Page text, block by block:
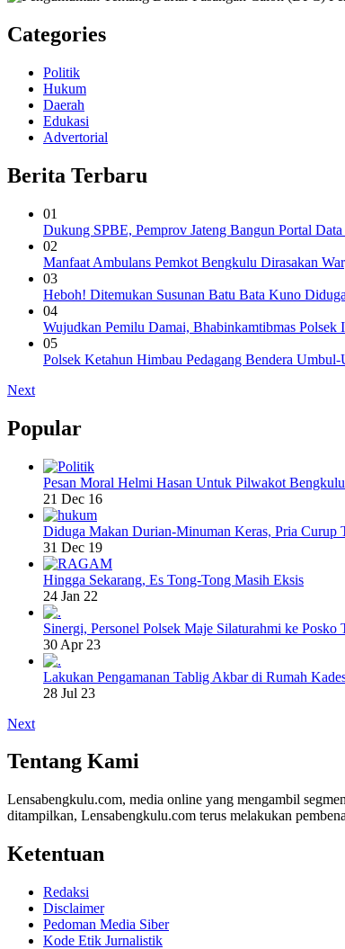
Categories
Politik
Hukum
Daerah
Edukasi
Advertorial
Berita Terbaru
01
Dukung SPBE, Pemprov Jateng Bangun Portal
02
Manfaat Ambulans Pemkot Bengkulu Dirasakan
03
Heboh! Ditemukan Susunan Batu Bata Kuno
04
Wujudkan Pemilu Damai, Bhabinkamtibmas Polsek
05
Polsek Ketahun Himbau Pedagang Bendera
Next
Popular
Pesan Moral Helmi Hasan Untuk Pilwakot
21 Dec 16
Diduga Makan Durian-Minuman Keras, Pria Curup
31 Dec 19
Hingga Sekarang, Es Tong-Tong Masih Eksis
24 Jan 22
Sinergi, Personel Polsek Maje Silaturahmi ke
30 Apr 23
Lakukan Pengamanan Tablig Akbar di Rumah
28 Jul 23
Next
Tentang Kami
Lensabengkulu.com, media online yang mengambil
ditampilkan, Lensabengkulu.com terus melakukan
Ketentuan
Redaksi
Disclaimer
Pedoman Media Siber
Kode Etik Jurnalistik